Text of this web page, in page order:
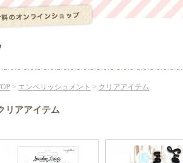
> エンベリッシュメント > クリアアイテム
リアアイテム